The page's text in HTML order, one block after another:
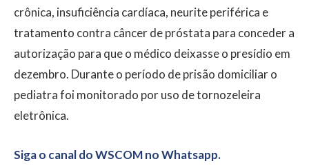
crônica, insuficiência cardíaca, neurite periférica e
tratamento contra câncer de próstata para conceder a
autorização para que o médico deixasse o presídio em
dezembro. Durante o período de prisão domiciliar o
pediatra foi monitorado por uso de tornozeleira
eletrônica.
Siga o canal do WSCOM no Whatsapp.